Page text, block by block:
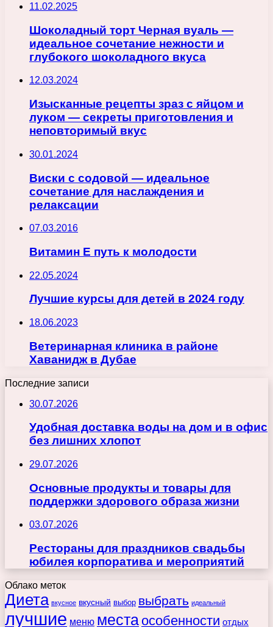
11.02.2025
Шоколадный торт Черная вуаль —
идеальное сочетание нежности и
глубокого шоколадного вкуса
12.03.2024
Изысканные рецепты зраз с яйцом и
луком — секреты приготовления и
неповторимый вкус
30.01.2024
Виски с содовой — идеальное
сочетание для наслаждения и
релаксации
07.03.2016
Витамин Е путь к молодости
22.05.2024
Лучшие курсы для детей в 2024 году
18.06.2023
Ветеринарная клиника в районе
Хаванидж в Дубае
Последние записи
30.07.2026
Удобная доставка воды на дом и в офис
без лишних хлопот
29.07.2026
Основные продукты и товары для
поддержки здорового образа жизни
03.07.2026
Рестораны для праздников свадьбы
юбилея корпоратива и мероприятий
Облако меток
Диета вкусное вкусный выбор выбрать идеальный
лучшие меню места особенности отдых